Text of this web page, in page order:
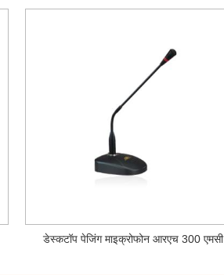
डेस्कटॉप पेजिंग माइक्रोफोन आरएच 300 एमसी